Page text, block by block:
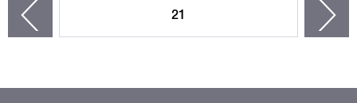
21